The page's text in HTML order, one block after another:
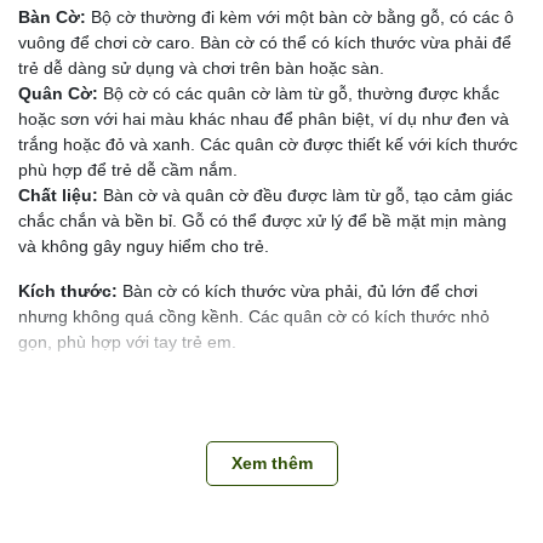
Bàn Cờ: Bộ cờ thường đi kèm với một bàn cờ bằng gỗ, có các ô
vuông để chơi cờ caro. Bàn cờ có thể có kích thước vừa phải để
trẻ dễ dàng sử dụng và chơi trên bàn hoặc sàn.
Quân Cờ: Bộ cờ có các quân cờ làm từ gỗ, thường được khắc
hoặc sơn với hai màu khác nhau để phân biệt, ví dụ như đen và
trắng hoặc đỏ và xanh. Các quân cờ được thiết kế với kích thước
phù hợp để trẻ dễ cầm nắm.
Chất liệu: Bàn cờ và quân cờ đều được làm từ gỗ, tạo cảm giác
chắc chắn và bền bỉ. Gỗ có thể được xử lý để bề mặt mịn màng
và không gây nguy hiểm cho trẻ.
Kích thước: Bàn cờ có kích thước vừa phải, đủ lớn để chơi
nhưng không quá cồng kềnh. Các quân cờ có kích thước nhỏ
gọn, phù hợp với tay trẻ em.
quân cờ lên bàn theo lượt để tạo thành một chuỗi liên tiếp của
cùng một màu (thường là 5 quân liên tiếp) để thắng.
Xem thêm